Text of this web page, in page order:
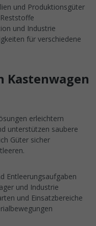
und Produktionsgüter
und Industrie
für verschiedene
Kastenwagen
erleichtern
unterstützen saubere
Güter sicher
Entleerungsaufgaben
und Industrie
und Einsatzbereiche